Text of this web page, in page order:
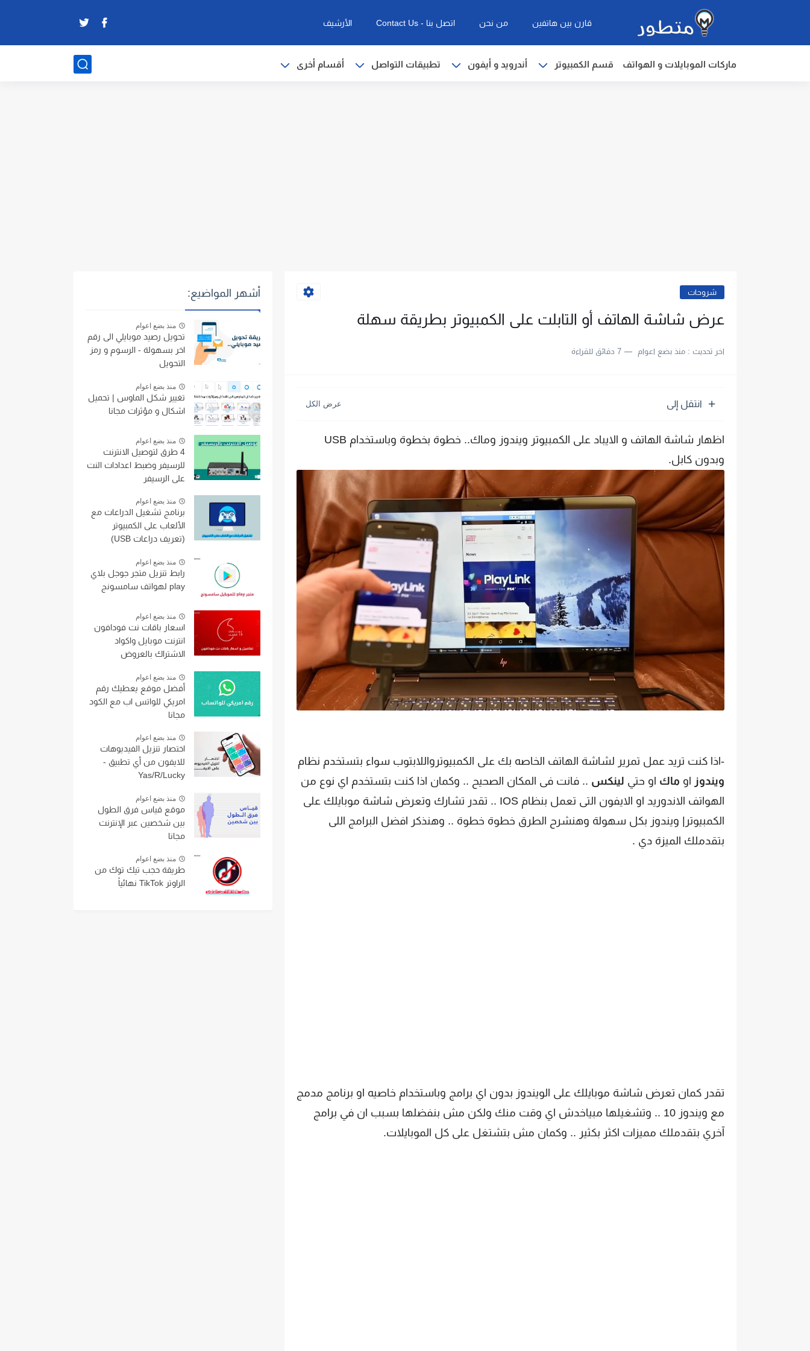
قارن بين هاتفين من نحن اتصل بنا - Contact Us الأرشيف
ماركات الموبايلات و الهواتف قسم الكمبيوتر أندرويد و أيفون تطبيقات التواصل أقسام أخرى
شروحات
عرض شاشة الهاتف أو التابلت على الكمبيوتر بطريقة سهلة
اخر تحديث : منذ بضع اعوام 7 دقائق للقراءة
انتقل إلى
اظهار شاشة الهاتف و الايباد على الكمبيوتر ويندوز وماك.. خطوة بخطوة وباستخدام USB
وبدون كابل.
-اذا كنت تريد عمل تمرير لشاشة الهاتف الخاصه بك على الكمبيوترواللابتوب سواء بتستخدم نظام
ويندوز او ماك او حتي لينكس .. فانت فى المكان الصحيح .. وكمان اذا كنت بتستخدم اي نوع من
الهواتف الاندوريد او الايفون التى تعمل بنظام IOS .. تقدر تشارك وتعرض شاشة موبايلك على
الكمبيوتر| ويندوز بكل سهولة وهنشرح الطرق خطوة خطوة .. وهنذكر افضل البرامج اللى
بتقدملك الميزة دي .
تقدر كمان تعرض شاشة موبايلك على الويندوز بدون اي برامج وباستخدام خاصيه او برنامج مدمج
مع ويندوز 10 .. وتشغيلها مبياخدش اي وقت منك ولكن مش بنفضلها بسبب ان في برامج
آخري بتقدملك مميزات اكثر بكثير .. وكمان مش بتشتغل على كل الموبايلات.
أشهر المواضيع:
منذ بضع اعوام
تحويل رصيد موبايلي الى رقم
اخر بسهولة - الرسوم و رمز
التحويل
منذ بضع اعوام
تغيير شكل الماوس | تحميل
اشكال و مؤثرات مجانا
منذ بضع اعوام
4 طرق لتوصيل الانترنت
للرسيفر وضبط اعدادات النت
على الرسيفر
منذ بضع اعوام
برنامج تشغيل الدراعات مع
الألعاب على الكمبيوتر
(تعريف دراعات USB)
منذ بضع اعوام
رابط تنزيل متجر جوجل بلاي
play لهواتف سامسونج
منذ بضع اعوام
اسعار باقات نت فودافون
انترنت موبايل واكواد
الاشتراك بالعروض
منذ بضع اعوام
أفضل موقع يعطيك رقم
امريكي للواتس اب مع الكود
مجانا
منذ بضع اعوام
اختصار تنزيل الفيديوهات
للايفون من أي تطبيق -
Yas/R/Lucky
منذ بضع اعوام
موقع قياس فرق الطول
بين شخصين عبر الإنترنت
مجانا
منذ بضع اعوام
طريقة حجب تيك توك من
الراوتر TikTok نهائياً